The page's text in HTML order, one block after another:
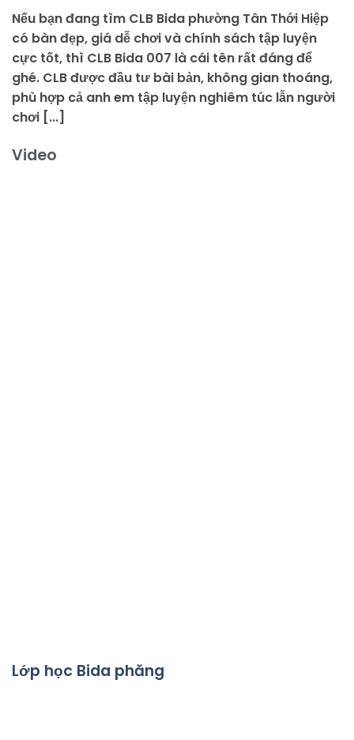
Nếu bạn đang tìm CLB Bida phường Tân Thới Hiệp
có bàn đẹp, giá dễ chơi và chính sách tập luyện
cực tốt, thì CLB Bida 007 là cái tên rất đáng để
ghé. CLB được đầu tư bài bản, không gian thoáng,
phù hợp cả anh em tập luyện nghiêm túc lẫn người
chơi [...]
Video
Lớp học Bida phăng